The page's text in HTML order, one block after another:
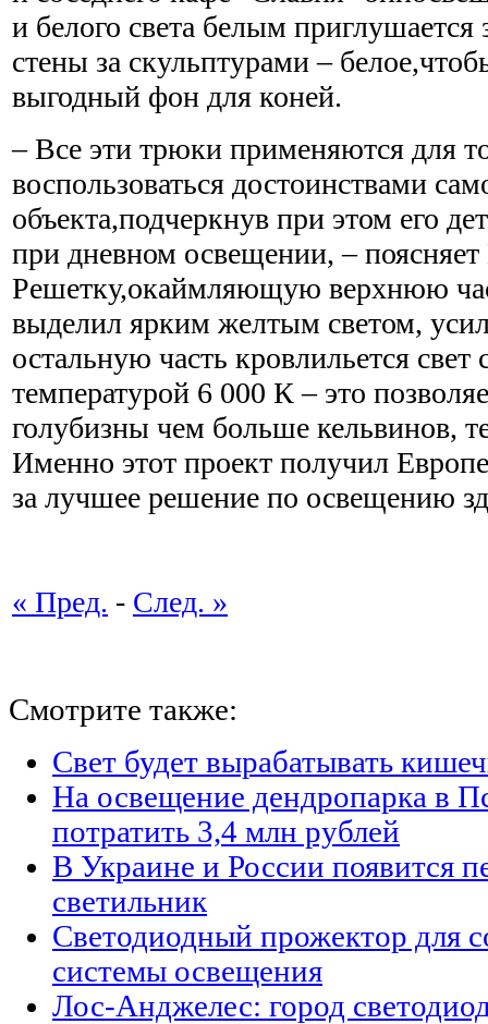
и белого света белым
стены за скульптурами –
выгодный фон для коней.
– Все эти трюки применяются для
воспользоваться достоинствами
объекта,подчеркнув при этом его
при дневном освещении, –
Решетку,окаймляющую верхнюю
выделил ярким желтым светом,
остальную часть кровлильется свет
температурой 6 000 К – это
голубизны чем больше кельвинов,
Именно этот проект получил
за лучшее решение по освещению
« Пред. - След. »
Смотрите также:
Свет будет вырабатывать
На освещение дендропарка в
потратить 3,4 млн рублей
В Украине и России появится
светильник
Светодиодный прожектор для
системы освещения
Лос-Анджелес: город